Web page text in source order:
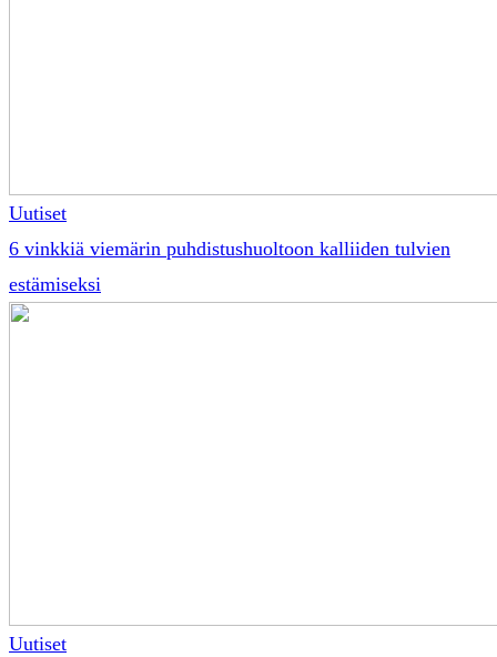
Uutiset
6 vinkkiä viemärin puhdistushuoltoon kalliiden tulvien
estämiseksi
Uutiset